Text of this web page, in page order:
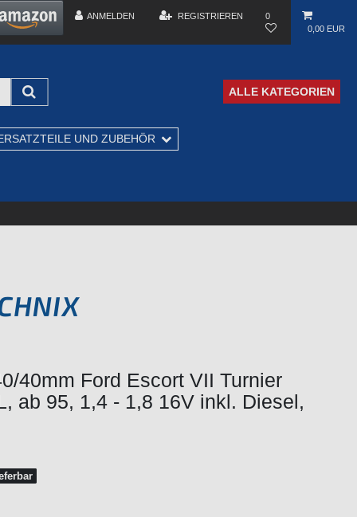
ANMELDEN REGISTRIEREN
0
0,00 EUR
ALLE KATEGORIEN
UND ZUBEHÖR
40mm Ford Escort VII Turnier
ab 95, 1,4 - 1,8 16V inkl. Diesel,